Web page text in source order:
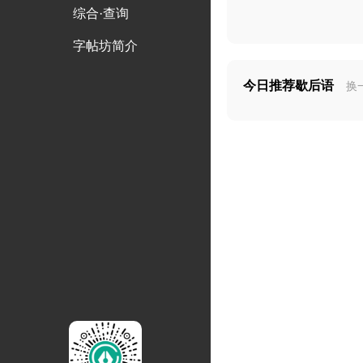
综合·查询
字帖坊简介
今日推荐歇后语 换